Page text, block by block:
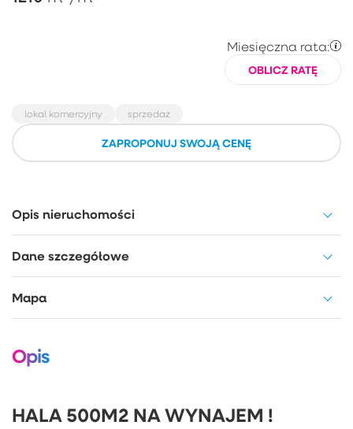
Miesięczna rata:
OBLICZ RATĘ
lokal komercyjny sprzedaż
ZAPROPONUJ SWOJĄ CENĘ
Opis nieruchomości
Dane szczegółowe
Mapa
Opis
HALA 500M2 NA WYNAJEM !